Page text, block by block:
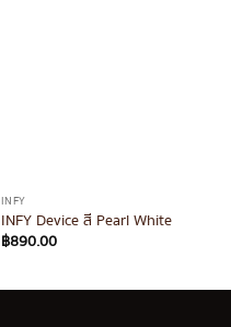
INFY
INFY Device สี Pearl White
฿890.00